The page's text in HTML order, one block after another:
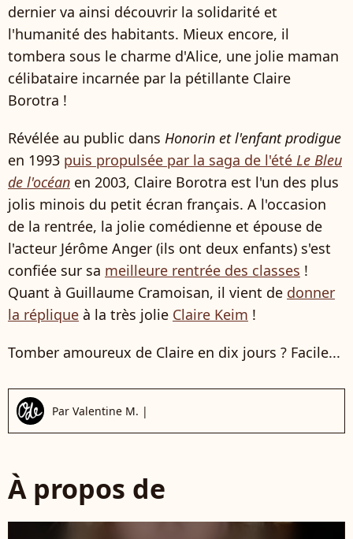
dernier va ainsi découvrir la solidarité et
l'humanité des habitants. Mieux encore, il
tombera sous le charme d'Alice, une jolie maman
célibataire incarnée par la pétillante Claire
Borotra !
Révélée au public dans Honorin et l'enfant prodigue
en 1993 puis propulsée par la saga de l'été Le Bleu
de l'océan en 2003, Claire Borotra est l'un des plus
jolis minois du petit écran français. A l'occasion
de la rentrée, la jolie comédienne et épouse de
l'acteur Jérôme Anger (ils ont deux enfants) s'est
confiée sur sa meilleure rentrée des classes !
Quant à Guillaume Cramoisan, il vient de donner
la réplique à la très jolie Claire Keim !
Tomber amoureux de Claire en dix jours ? Facile...
Par Valentine M. |
À propos de